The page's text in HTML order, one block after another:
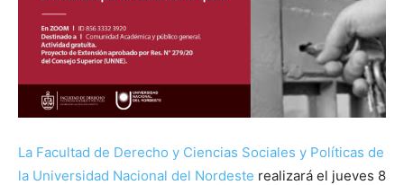
La Facultad de Derecho y Ciencias Sociales y Políticas de
la Universidad Nacional del Nordeste realizará el jueves 8